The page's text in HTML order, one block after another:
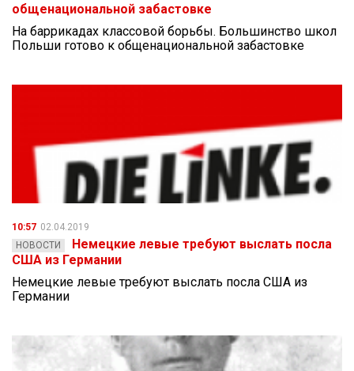
общенациональной забастовке
На баррикадах классовой борьбы. Большинство школ
Польши готово к общенациональной забастовке
10:57 02.04.2019
НОВОСТИ
Немецкие левые требуют выслать посла
США из Германии
Немецкие левые требуют выслать посла США из
Германии